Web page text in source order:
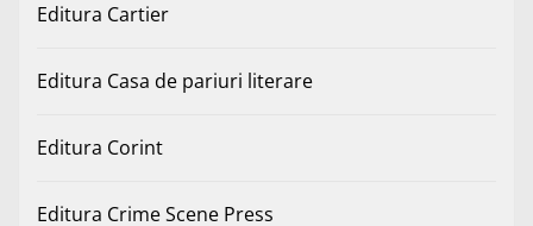
Editura Cartier
Editura Casa de pariuri literare
Editura Corint
Editura Crime Scene Press